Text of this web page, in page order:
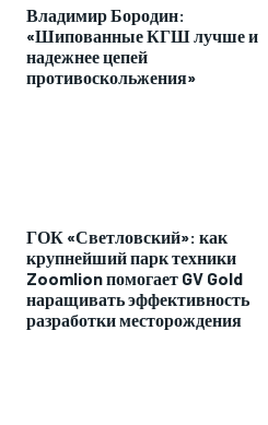
Владимир Бородин:
«Шипованные КГШ лучше и
надежнее цепей
противоскольжения»
ГОК «Светловский»: как
крупнейший парк техники
Zoomlion помогает GV Gold
наращивать эффективность
разработки месторождения